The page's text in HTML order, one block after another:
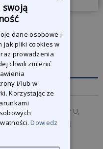
w kształcie litery U,
tylnej klapy i tylnej
dane osobowe i
jak pliki cookies w
prowadzenia
chwili zmienić
i/lub w
Korzystając ze
Dowiedz